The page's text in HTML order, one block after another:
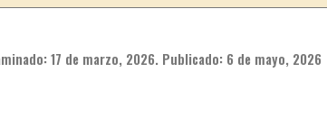
17 de marzo, 2026. Publicado: 6 de mayo, 2026